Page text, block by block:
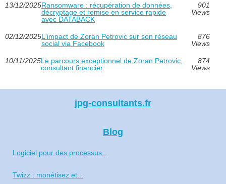
13/12/2025Ransomware : récupération de données,
décryptage et remise en service rapide
avec DATABACK
901
Views
02/12/2025L'impact de Zoran Petrovic sur son réseau
social via Facebook
876
Views
10/11/2025Le parcours exceptionnel de Zoran Petrovic,
consultant financier
874
Views
jpg-consultants.fr
Blog
Logiciel pour des processus...
Twizz : monétisez et...